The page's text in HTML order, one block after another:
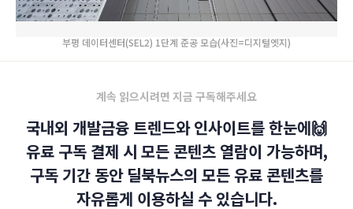
부평 데이터센터(SEL2) 1단계 준공 모습(사진=디지털엣지)
계속 읽으시려면 지금 구독해주세요
국내외 개발금융 트렌드와 인사이트를 한눈에🙌
유료 구독 결제 시 모든 콘텐츠 열람이 가능하며,
구독 기간 동안 딜북뉴스의 모든 유료 콘텐츠를
자유롭게 이용하실 수 있습니다.